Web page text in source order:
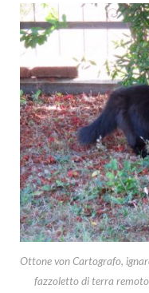
Ottone von Cartografo,
fazzoletto di terra